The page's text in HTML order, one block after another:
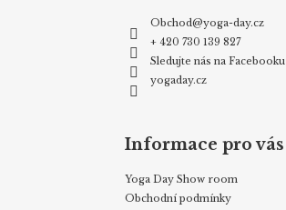
Obchod@yoga-day.cz
+ 420 730 139 827
Sledujte nás na Facebooku
yogaday.cz
Informace pro vás
Yoga Day Show room
Obchodní podmínky